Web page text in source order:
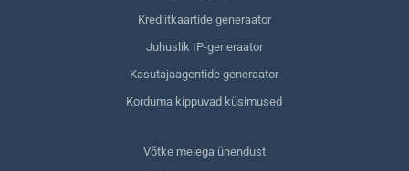
Krediitkaartide generaator
Juhuslik IP-generaator
Kasutajaagentide generaator
Korduma kippuvad küsimused
Võtke meiega ühendust